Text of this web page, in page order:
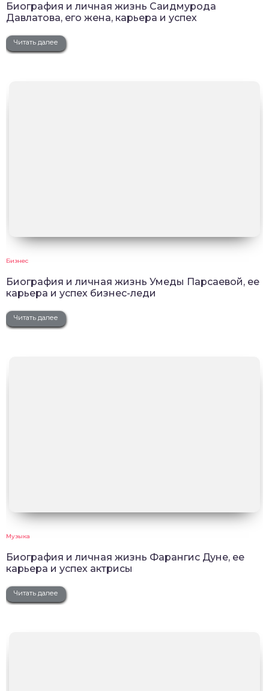
Биография и личная жизнь Саидмурода
Давлатова, его жена, карьера и успех
Читать далее
Бизнес
Биография и личная жизнь Умеды Парсаевой, ее
карьера и успех бизнес-леди
Читать далее
Музыка
Биография и личная жизнь Фарангис Дуне, ее
карьера и успех актрисы
Читать далее